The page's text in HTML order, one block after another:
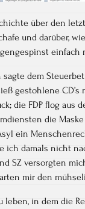
über den
und darüber,
einfach
sagte dem
gestohlene
die FDP flog aus
die
ein
ich damals nicht
SZ versorgten
mir den
leben, in dem die